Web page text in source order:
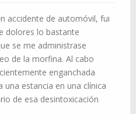
accidente de automóvil, fui
dolores lo bastante
se me administrase
de la morfina. Al cabo
enganchada
estancia en una clínica
de esa desintoxicación